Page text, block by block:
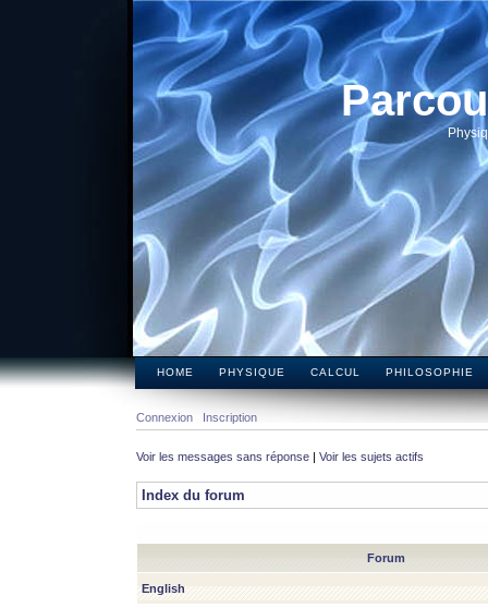
HOME PHYSIQUE CALCUL PHILOSOPHIE
Connexion Inscription
Voir les messages sans réponse | Voir les sujets actifs
Index du forum
Forum
English